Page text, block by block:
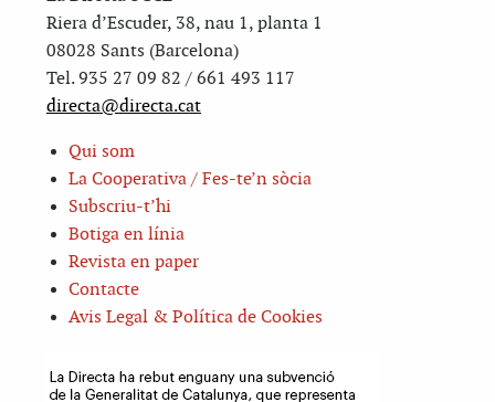
Riera d’Escuder, 38, nau 1, planta 1
08028 Sants (Barcelona)
Tel. 935 27 09 82 / 661 493 117
directa@directa.cat
Qui som
La Cooperativa / Fes-te’n sòcia
Subscriu-t’hi
Botiga en línia
Revista en paper
Contacte
Avis Legal & Política de Cookies